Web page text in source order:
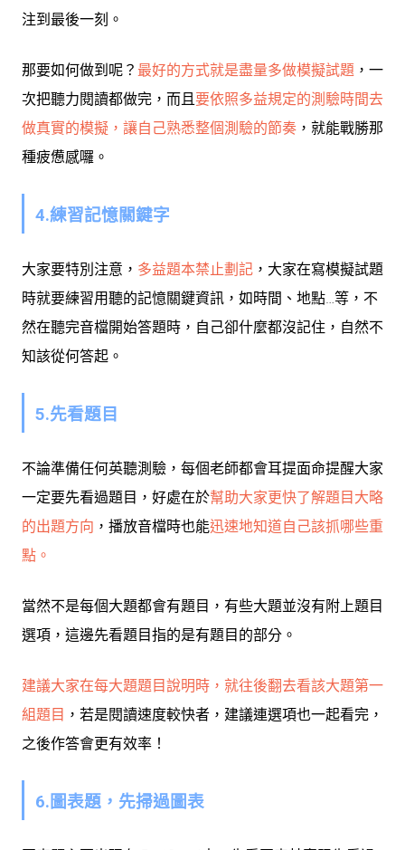
注到最後一刻。
那要如何做到呢？ 最好的方式就是盡量多做模擬試題 ，一
次把聽力閱讀都做完，而且 要依照多益規定的測驗時間去
做真實的模擬，讓自己熟悉整個測驗的節奏 ，就能戰勝那
種疲憊感囉。
4.練習記憶關鍵字
大家要特別注意， 多益題本禁止劃記 ，大家在寫模擬試題
時就要練習用聽的記憶關鍵資訊，如時間、地點…等，不
然在聽完音檔開始答題時，自己卻什麼都沒記住，自然不
知該從何答起。
5.先看題目
不論準備任何英聽測驗，每個老師都會耳提面命提醒大家
一定要先看過題目，好處在於幫助大家更快了解題目大略
的出題方向 ，播放音檔時也能迅速地知道自己該抓哪些重
點。
當然不是每個大題都會有題目，有些大題並沒有附上題目
選項，這邊先看題目指的是有題目的部分。
建議大家在每大題題目說明時，就往後翻去看該大題第一
組題目 ，若是閱讀速度較快者，建議連選項也一起看完，
之後作答會更有效率！
6.圖表題，先掃過圖表